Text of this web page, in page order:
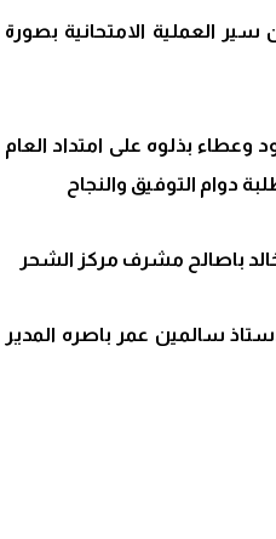
سير العملية الامتحانية بصورة
وعطاء بذلوه على امتداد العام
دوام التوفيق والنجاح
باصالح مشرف مركز الشحر
سالمين عمر باصره المدير